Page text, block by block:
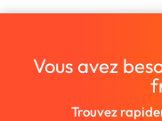
Vous avez
Trouvez